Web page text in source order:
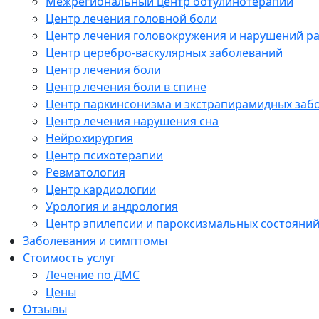
Центр лечения головной боли
Центр лечения головокружения и нарушений
Центр церебро-васкулярных заболеваний
Центр лечения боли
Центр лечения боли в спине
Центр паркинсонизма и экстрапирамидных
Центр лечения нарушения сна
Нейрохирургия
Центр психотерапии
Ревматология
Центр кардиологии
Урология и андрология
Центр эпилепсии и пароксизмальных состояний
Заболевания и симптомы
Стоимость услуг
Лечение по ДМС
Цены
Отзывы